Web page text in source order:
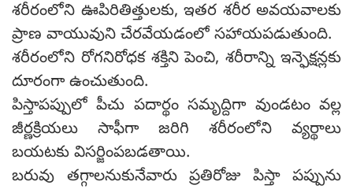
శరీరంలోని ఊపిరితిత్తులకు, ఇతర శరీర అవయవాలకు
ప్రాణ వాయువుని చేరవేయడంలో సహాయపడుతుంది.
శరీరంలోని రోగనిరోధక శక్తిని పెంచి, శరీరాన్ని ఇన్ఫెక్షన్లకు
దూరంగా ఉంచుతుంది.
పిస్తాపప్పులో పీచు పదార్థం సమృద్దిగా వుండటం వల్ల
జీర్ణక్రియలు సాఫీగా జరిగి శరీరంలోని వ్యర్థాలు
బయటకు విసర్జింపబడతాయి.
బరువు తగ్గాలనుకునేవారు ప్రతిరోజు పిస్తా పప్పును